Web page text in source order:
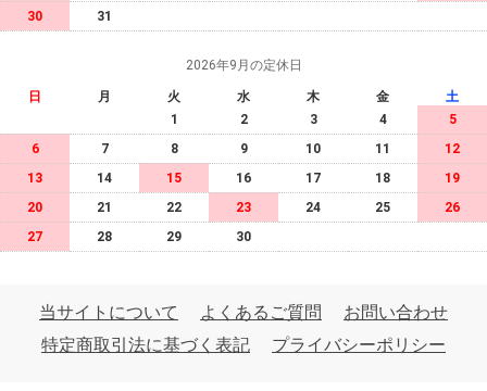
30
31
2026年9月の定休日
日 月 火 水 木 金
土
1
2 3 4
5
6
7 8 9 10 11
12
13
14 15 16 17 18
19
20
21 22 23 24 25
26
27
28 29 30
当サイトについて よくあるご質問
お問い合わせ
特定商取引法に基づく表記
プライバシーポリシー